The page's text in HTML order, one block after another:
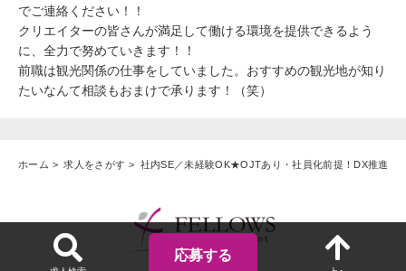
応募する
でご連絡ください！！
クリエイターの皆さんが満足して働ける環境を提供できるよう
に、全力で努めていきます！！
前職は観光関係の仕事をしていました。おすすめの観光地が知り
たいなんて相談もおまけで承ります！（笑）
ホーム 求人をさがす 社内SE／未経験OK★OJTあり・社員化前提！DX推進に